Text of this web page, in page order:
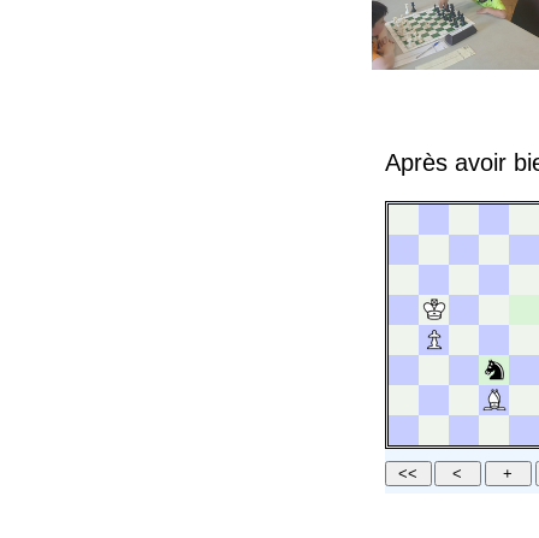
Après avoir